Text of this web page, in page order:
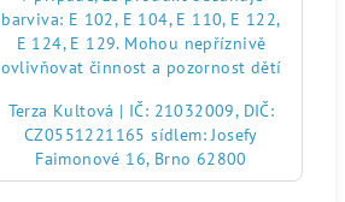
barviva: E 102, E 104, E 110, E 122,
E 124, E 129. Mohou nepříznivě
ovlivňovat činnost a pozornost dětí
Terza Kultová | IČ: 21032009, DIČ:
CZ0551221165 sídlem: Josefy
Faimonové 16, Brno 62800